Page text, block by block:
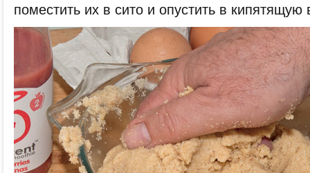
поместить их в сито и опустить в